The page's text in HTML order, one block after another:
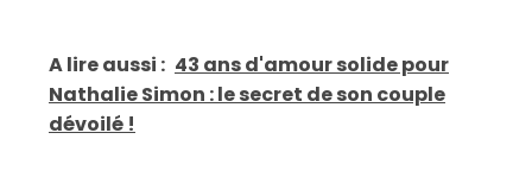
A lire aussi : 43 ans d'amour solide pour
Nathalie Simon : le secret de son couple
dévoilé !